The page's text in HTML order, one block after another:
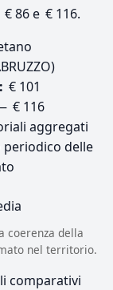
86 e € 116.
€ 101
€ 116
aggregati
delle
coerenza della
nel territorio.
comparativi